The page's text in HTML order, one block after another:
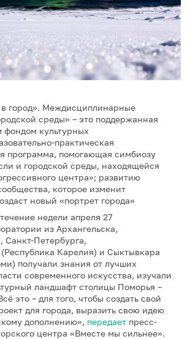
город». Междисциплинарные
среды» – это поддержанная
фондом культурных
практическая
программа, помогающая симбиозу
и городской среды, находящейся
центра»; развитию
которое изменит
новый «портрет города»
недели апреля 27
из Архангельска,
Санкт-Петербурга,
Карелия) и Сыктывкара
получали знания от лучших
современного искусства, изучали
ландшафт столицы Поморья –
это – для того, чтобы создать свой
для города, выразить свою идею
дополнению», передает пресс-
центра «Вместе мы сильнее».